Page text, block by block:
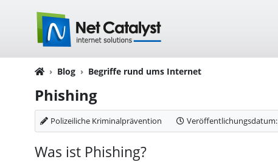
Blog Begriffe rund ums Internet
Phishing
Polizeiliche Kriminalprävention Veröffentlichungsdatum:
Was ist Phishing?